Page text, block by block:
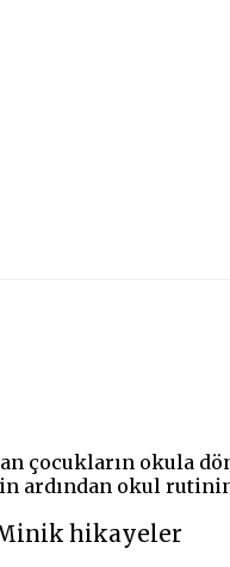
çocukların okula
ardından okul
hikayeler